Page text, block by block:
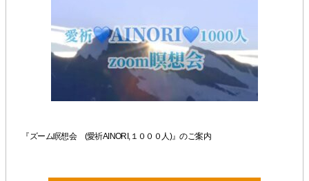
『ズーム瞑想会 (愛祈AINORI,１０００人)』のご案内